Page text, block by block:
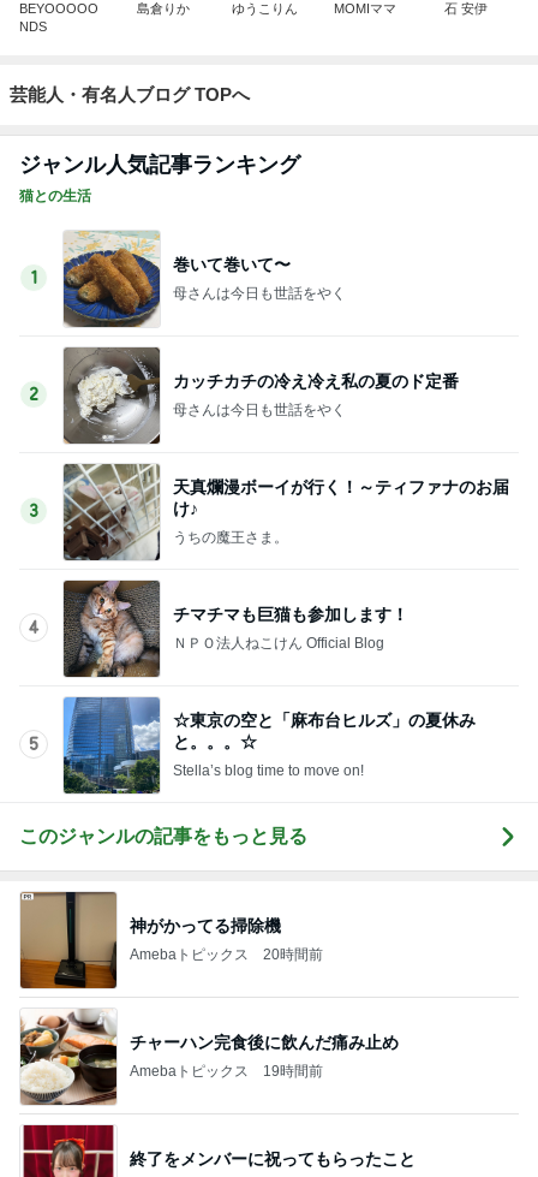
BEYOOOOO
NDS
島倉りか ゆうこりん MOMIママ 石 安伊
芸能人・有名人ブログ TOPへ
ジャンル人気記事ランキング
猫との生活
1
巻いて巻いて〜
母さんは今日も世話をやく
2
カッチカチの冷え冷え私の夏のド定番
母さんは今日も世話をやく
3
天真爛漫ボーイが行く！～ティファナのお届
け♪
うちの魔王さま。
4
チマチマも巨猫も参加します！
ＮＰＯ法人ねこけん Official Blog
5
☆東京の空と「麻布台ヒルズ」の夏休み
と。。。☆
Stella’s blog time to move on!
このジャンルの記事をもっと見る
神がかってる掃除機
Amebaトピックス 20時間前
チャーハン完食後に飲んだ痛み止め
Amebaトピックス 19時間前
終了をメンバーに祝ってもらったこと